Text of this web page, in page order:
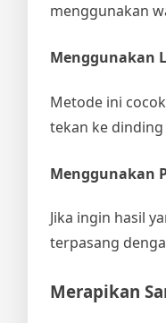
menggunakan
Menggunakan
Metode ini
tekan ke
Menggunakan
Jika ingin hasil
terpasang
Merapikan